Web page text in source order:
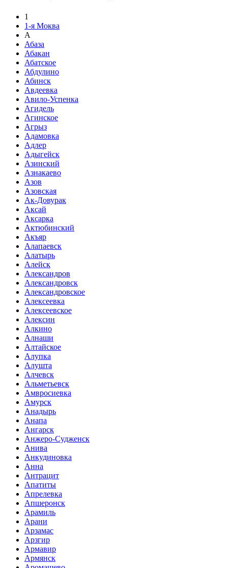
1
1-я Моква
А
Абаза
Абакан
Абатское
Абдулино
Абинск
Авдеевка
Авило-Успенка
Агидель
Агинское
Агрыз
Адамовка
Адлер
Адыгейск
Азинский
Азнакаево
Азов
Азовская
Ак-Довурак
Аксай
Аксарка
Актюбинский
Акъяр
Алапаевск
Алатырь
Алейск
Александров
Александровск
Александровское
Алексеевка
Алексеевское
Алексин
Алкино
Алнаши
Алтайское
Алупка
Алушта
Алчевск
Альметьевск
Амвросиевка
Амурск
Анадырь
Анапа
Ангарск
Анжеро-Судженск
Анива
Анкудиновка
Анна
Антрацит
Апатиты
Апрелевка
Апшеронск
Арамиль
Арани
Арзамас
Арзгир
Армавир
Армянск